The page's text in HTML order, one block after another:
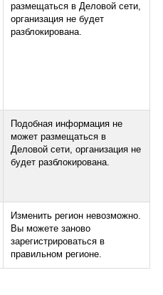
размещаться в Деловой сети,
организация не будет
разблокирована.
Подобная информация не
может размещаться в
Деловой сети, организация не
будет разблокирована.
Изменить регион невозможно.
Вы можете заново
зарегистрироваться в
правильном регионе.